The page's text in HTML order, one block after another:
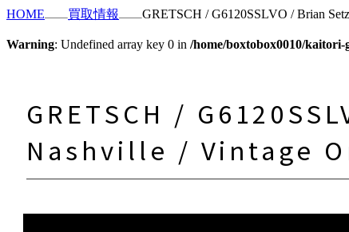
HOME 買取情報 GRETSCH / G6120SSLVO / Brian
Warning: Undefined array key 0 in /home/boxtobox0010/
GRETSCH /
Nashville / Vintage